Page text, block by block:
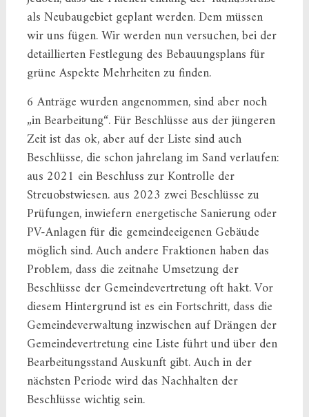
als Neubaugebiet geplant werden. Dem müssen
wir uns fügen. Wir werden nun versuchen, bei der
detaillierten Festlegung des Bebauungsplans für
grüne Aspekte Mehrheiten zu finden.
6 Anträge wurden angenommen, sind aber noch
„in Bearbeitung“. Für Beschlüsse aus der jüngeren
Zeit ist das ok, aber auf der Liste sind auch
Beschlüsse, die schon jahrelang im Sand verlaufen:
aus 2021 ein Beschluss zur Kontrolle der
Streuobstwiesen. aus 2023 zwei Beschlüsse zu
Prüfungen, inwiefern energetische Sanierung oder
PV-Anlagen für die gemeindeeigenen Gebäude
möglich sind. Auch andere Fraktionen haben das
Problem, dass die zeitnahe Umsetzung der
Beschlüsse der Gemeindevertretung oft hakt. Vor
diesem Hintergrund ist es ein Fortschritt, dass die
Gemeindeverwaltung inzwischen auf Drängen der
Gemeindevertretung eine Liste führt und über den
Bearbeitungsstand Auskunft gibt. Auch in der
nächsten Periode wird das Nachhalten der
Beschlüsse wichtig sein.